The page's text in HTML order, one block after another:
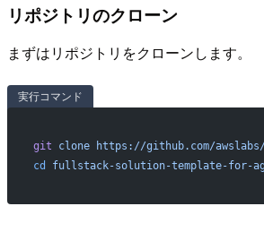
リポジトリのクローン
まずはリポジトリをクローンします。
実行コマンド
git clone https://github.com/
cd
fullstack-solution-template-for-